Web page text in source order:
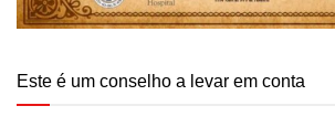
Este é um conselho a levar em conta